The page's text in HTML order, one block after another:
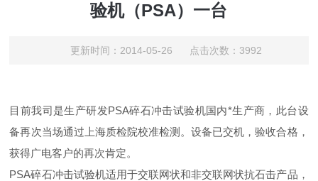
验机（PSA）一台
更新时间：2014-05-26 点击次数：3992
目前我司是生产研发PSA碎石冲击试验机国内*生产商，此台设
备再次当场通过上海质检院校准检测。设备已交机，验收合格，
获得广电客户的再次肯定。
PSA碎石冲击试验机适用于交联网状和非交联网状抗石击产品，